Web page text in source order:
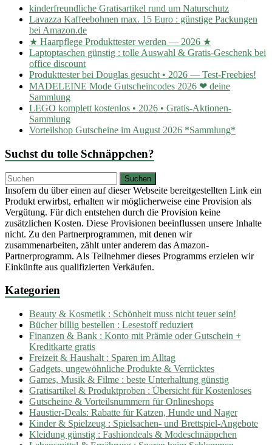
kinderfreundliche Gratisartikel rund um Naturschutz
Lavazza Kaffeebohnen max. 15 Euro : günstige Packungen
bei Amazon.de
★ Haarpflege Produkttester werden — 2026 ★
Laptoptaschen günstig : tolle Auswahl & Gratis-Geschenk bei
office discount
Produkttester bei Douglas gesucht • 2026 — Test-Freebies!
MADELEINE Mode Gutscheincodes 2026 ❤ deine
Sammlung
LEGO komplett kostenlos • 2026 • Gratis-Aktionen-
Sammlung
Vorteilshop Gutscheine im August 2026 *Sammlung*
Suchst du tolle Schnäppchen?
Insofern du über einen auf dieser Webseite bereitgestellten Link ein
Produkt erwirbst, erhalten wir möglicherweise eine Provision als
Vergütung. Für dich entstehen durch die Provision keine
zusätzlichen Kosten. Diese Provisionen beeinflussen unsere Inhalte
nicht. Zu den Partnerprogrammen, mit denen wir
zusammenarbeiten, zählt unter anderem das Amazon-
Partnerprogramm. Als Teilnehmer dieses Programms erzielen wir
Einkünfte aus qualifizierten Verkäufen.
Kategorien
Beauty & Kosmetik : Schönheit muss nicht teuer sein!
Bücher billig bestellen : Lesestoff reduziert
Finanzen & Bank : Konto mit Prämie oder Gutschein +
Kreditkarte gratis
Freizeit & Haushalt : Sparen im Alltag
Gadgets, ungewöhnliche Produkte & Verrücktes
Games, Musik & Filme : beste Unterhaltung günstig
Gratisartikel & Produktproben : Übersicht für Kostenloses
Gutscheine & Vorteilsnummern für Onlineshops
Haustier-Deals: Rabatte für Katzen, Hunde und Nager
Kinder & Spielzeug : Spielsachen- und Brettspiel-Angebote
Kleidung günstig : Fashiondeals & Modeschnäppchen